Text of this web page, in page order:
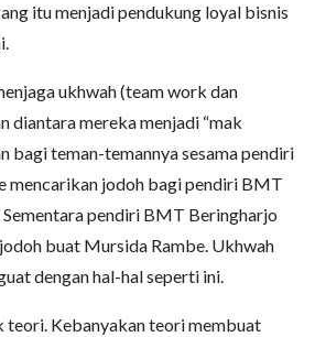
itu menjadi pendukung loyal bisnis
ukhwah (team work dan
diantara mereka menjadi “mak
bagi teman-temannya sesama pendiri
mencarikan jodoh bagi pendiri BMT
pendiri BMT Beringharjo
buat Mursida Rambe. Ukhwah
dengan hal-hal seperti ini.
teori. Kebanyakan teori membuat